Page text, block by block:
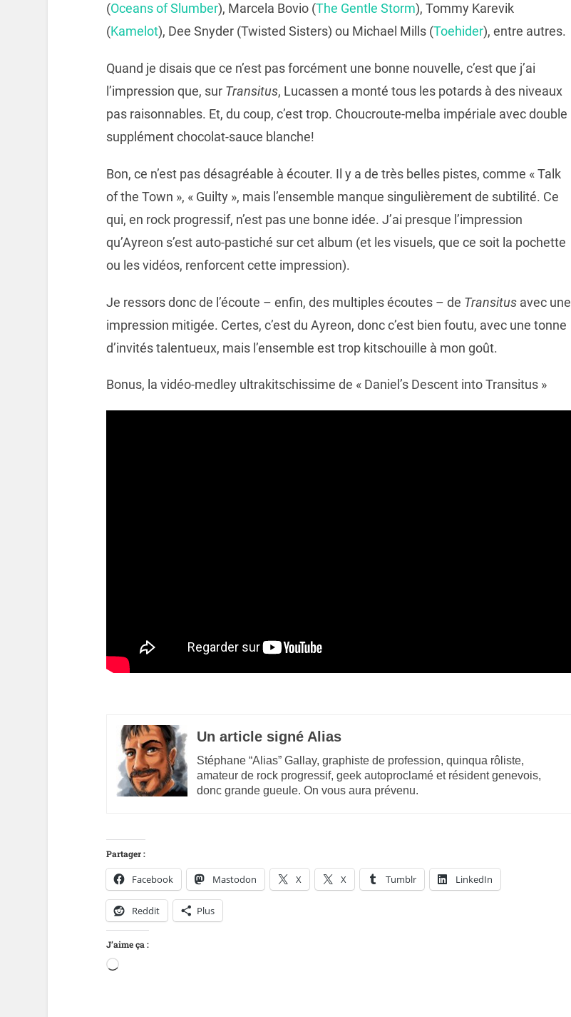
(Oceans of Slumber), Marcela Bovio (The Gentle Storm), Tommy Karevik
(Kamelot), Dee Snyder (Twisted Sisters) ou Michael Mills (Toehider), entre autres.
Quand je disais que ce n’est pas forcément une bonne nouvelle, c’est que j’ai
l’impression que, sur Transitus, Lucassen a monté tous les potards à des niveaux
pas raisonnables. Et, du coup, c’est trop. Choucroute-melba impériale avec double
supplément chocolat-sauce blanche!
Bon, ce n’est pas désagréable à écouter. Il y a de très belles pistes, comme « Talk
of the Town », « Guilty », mais l’ensemble manque singulièrement de subtilité. Ce
qui, en rock progressif, n’est pas une bonne idée. J’ai presque l’impression
qu’Ayreon s’est auto-pastiché sur cet album (et les visuels, que ce soit la pochette
ou les vidéos, renforcent cette impression).
Je ressors donc de l’écoute – enfin, des multiples écoutes – de Transitusavec une
impression mitigée. Certes, c’est du Ayreon, donc c’est bien foutu, avec une tonne
d’invités talentueux, mais l’ensemble est trop kitschouille à mon goût.
Bonus, la vidéo-medley ultrakitschissime de « Daniel’s Descent into Transitus »
Un article signé Alias
Stéphane “Alias” Gallay, graphiste de profession, quinqua rôliste,
amateur de rock progressif, geek autoproclamé et résident genevois,
donc grande gueule. On vous aura prévenu.
Partager :
Facebook Mastodon X X Tumblr LinkedIn
Reddit Plus
J’aime ça :